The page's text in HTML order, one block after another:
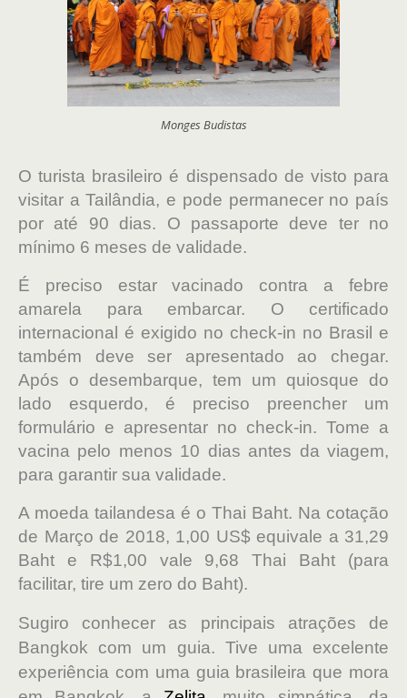
Monges Budistas
O turista brasileiro é dispensado de visto para
visitar a Tailândia, e pode permanecer no país
por até 90 dias. O passaporte deve ter no
mínimo 6 meses de validade.
É preciso estar vacinado contra a febre
amarela para embarcar. O certificado
internacional é exigido no check-in no Brasil e
também deve ser apresentado ao chegar.
Após o desembarque, tem um quiosque do
lado esquerdo, é preciso preencher um
formulário e apresentar no check-in. Tome a
vacina pelo menos 10 dias antes da viagem,
para garantir sua validade.
A moeda tailandesa é o Thai Baht. Na cotação
de Março de 2018, 1,00 US$ equivale a 31,29
Baht e R$1,00 vale 9,68 Thai Baht (para
facilitar, tire um zero do Baht).
Sugiro conhecer as principais atrações de
Bangkok com um guia. Tive uma excelente
experiência com uma guia brasileira que mora